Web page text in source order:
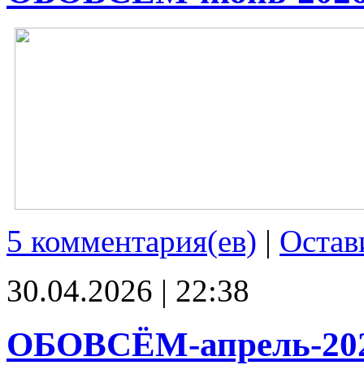
5 комментария(ев) |
30.04.2026 | 22:38
ОБОВСЁМ-апрель-